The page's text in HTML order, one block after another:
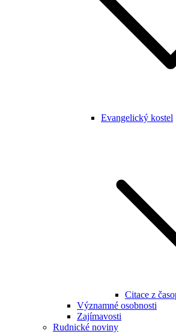
Evangelický kostel
Citace z
Významné osobnosti
Zajímavosti
Rudnické noviny